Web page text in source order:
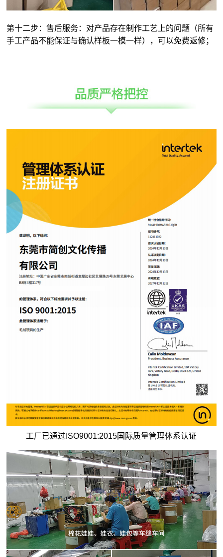
第十二步：售后服务：对产品存在制作工艺上的问题（所有
手工产品不能保证与确认样板一模一样），可以免费返修；
工厂已通过ISO9001:2015国际质量管理体系认证